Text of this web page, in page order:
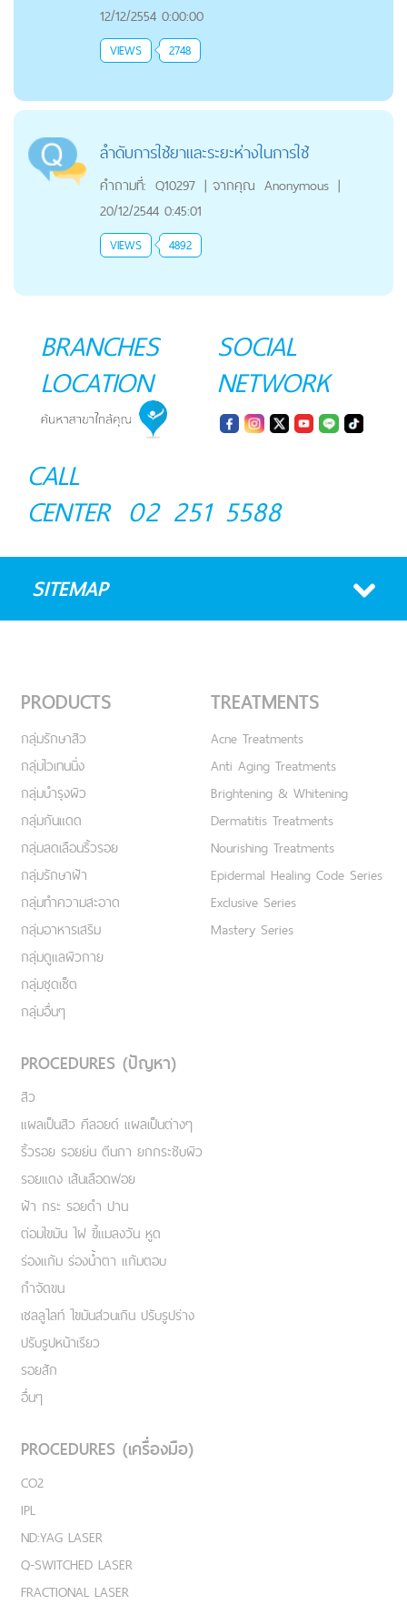
12/12/2554 0:00:00
VIEWS 2748
ลำดับการใช้ยาและระยะห่างในการใช้
คำถามที่: Q10297 | จากคุณ Anonymous |
20/12/2544 0:45:01
VIEWS 4892
BRANCHES
LOCATION
SOCIAL
NETWORK
CALL
CENTER 02 251 5588
SITEMAP
PRODUCTS
กลุ่มรักษาสิว
กลุ่มไวเทนนิ่ง
กลุ่มบำรุงผิว
กลุ่มกันแดด
กลุ่มลดเลือนริ้วรอย
กลุ่มรักษาฝ้า
กลุ่มทำความสะอาด
กลุ่มอาหารเสริม
กลุ่มดูแลผิวกาย
กลุ่มชุดเซ็ต
กลุ่มอื่นๆ
TREATMENTS
Acne Treatments
Anti Aging Treatments
Brightening & Whitening
Dermatitis Treatments
Nourishing Treatments
Epidermal Healing Code Series
Exclusive Series
Mastery Series
PROCEDURES (ปัญหา)
สิว
แผลเป็นสิว คีลอยด์ แผลเป็นต่างๆ
ริ้วรอย รอยย่น ตีนกา ยกกระชับผิว
รอยแดง เส้นเลือดฟอย
ฝ้า กระ รอยดำ ปาน
ต่อมไขมัน ไฝ ขี้แมลงวัน หูด
ร่องแก้ม ร่องน้ำตา แก้มตอบ
กำจัดขน
เชลลูไลท์ ไขมันส่วนเกิน ปรับรูปร่าง
ปรับรูปหน้าเรียว
รอยสัก
อื่นๆ
PROCEDURES (เครื่องมือ)
CO2
IPL
ND:YAG LASER
Q-SWITCHED LASER
FRACTIONAL LASER